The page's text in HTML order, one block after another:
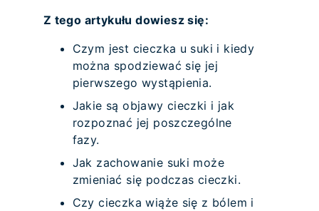
Z tego artykułu dowiesz się:
Czym jest cieczka u suki i kiedy
można spodziewać się jej
pierwszego wystąpienia.
Jakie są objawy cieczki i jak
rozpoznać jej poszczególne
fazy.
Jak zachowanie suki może
zmieniać się podczas cieczki.
Czy cieczka wiąże się z bólem i